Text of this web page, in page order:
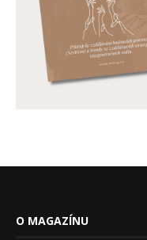
O MAGAZÍNU